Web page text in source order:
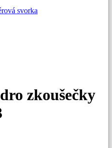
zkoušečky